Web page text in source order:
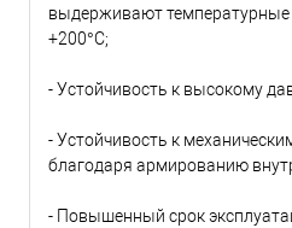
выдерживают
+200°С;
- Устойчивость к высокому
- Устойчивость к
благодаря армированию
- Повышенный срок